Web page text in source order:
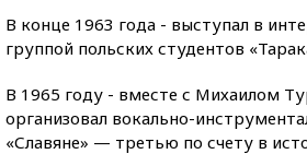
В конце 1963 года - выступал в
группой польских студентов
В 1965 году - вместе с Михаилом
организовал вокально-
«Славяне» — третью по счету в